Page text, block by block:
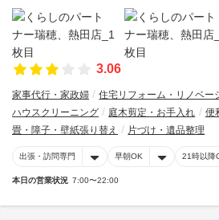
3.06
家事代行・家政婦
住宅リフォーム・リノベー
ハウスクリーニング
庭木剪定・お手入れ
便
畳・障子・壁紙張り替え
片づけ・遺品整理
出張・訪問専門 早朝OK 21時以降
本日の営業状況 7:00〜22:00